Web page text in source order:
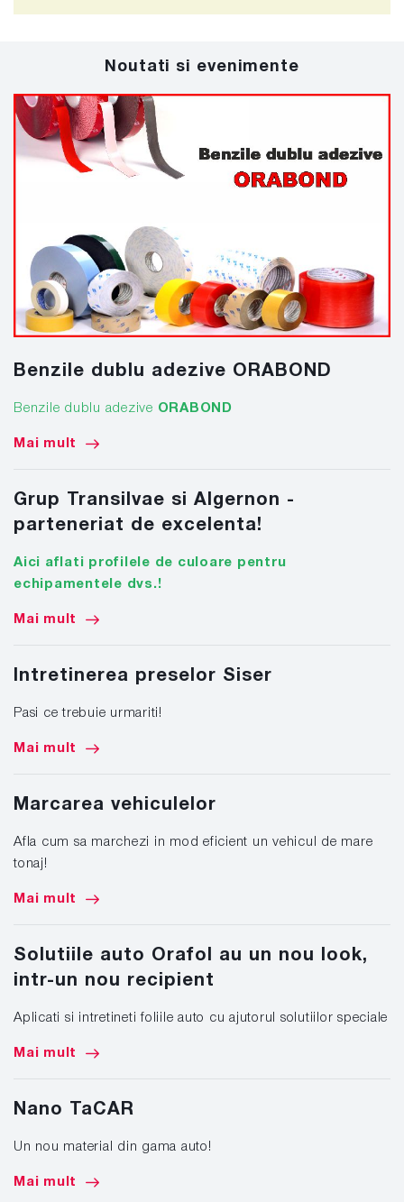
Noutati si evenimente
Benzile dublu adezive ORABOND
Benzile dublu adezive ORABOND
Mai mult
Grup Transilvae si Algernon -
parteneriat de excelenta!
Aici aflati profilele de culoare pentru
echipamentele dvs.!
Mai mult
Intretinerea preselor Siser
Pasi ce trebuie urmariti!
Mai mult
Marcarea vehiculelor
Afla cum sa marchezi in mod eficient un vehicul de mare
tonaj!
Mai mult
Solutiile auto Orafol au un nou look,
intr-un nou recipient
Aplicati si intretineti foliile auto cu ajutorul solutiilor speciale
Mai mult
Nano TaCAR
Un nou material din gama auto!
Mai mult